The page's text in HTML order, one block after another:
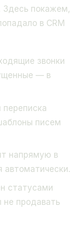
Здесь покажем,
в CRM
звонки
— в
писем
напрямую в
автоматически.
статусами
не продавать